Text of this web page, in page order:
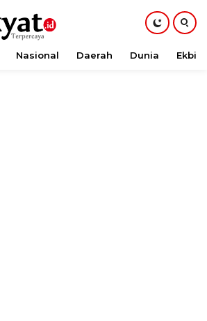
Nasional Daerah Dunia Ekbis